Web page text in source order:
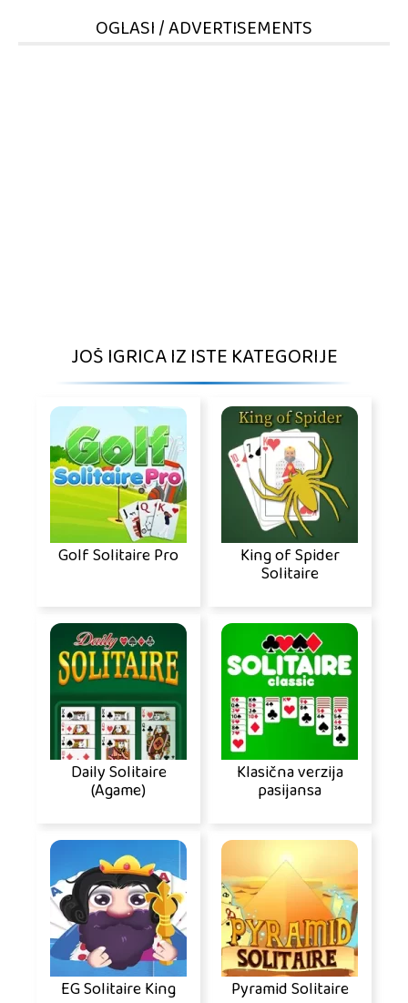
OGLASI / ADVERTISEMENTS
JOŠ IGRICA IZ ISTE KATEGORIJE
Golf Solitaire Pro King of Spider
Solitaire
Daily Solitaire
(Agame)
Klasična verzija
pasijansa
EG Solitaire King Pyramid Solitaire